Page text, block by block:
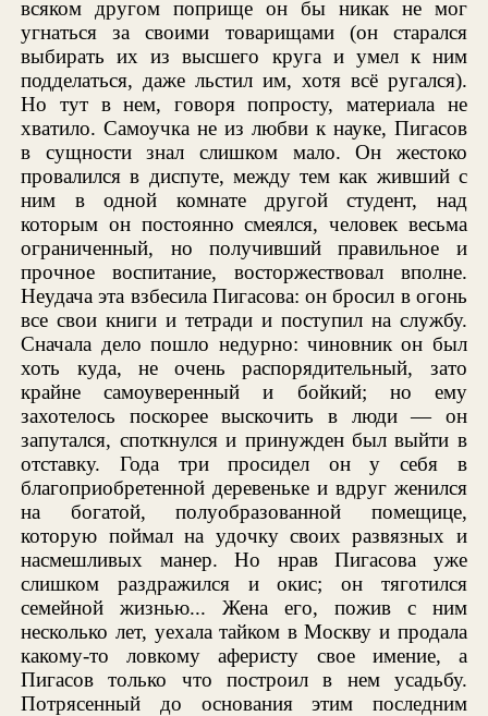
всяком другом поприще он бы никак не мог
угнаться за своими товарищами (он старался
выбирать их из высшего круга и умел к ним
подделаться, даже льстил им, хотя всё ругался).
Но тут в нем, говоря попросту, материала не
хватило. Самоучка не из любви к науке, Пигасов
в сущности знал слишком мало. Он жестоко
провалился в диспуте, между тем как живший с
ним в одной комнате другой студент, над
которым он постоянно смеялся, человек весьма
ограниченный, но получивший правильное и
прочное воспитание, восторжествовал вполне.
Неудача эта взбесила Пигасова: он бросил в огонь
все свои книги и тетради и поступил на службу.
Сначала дело пошло недурно: чиновник он был
хоть куда, не очень распорядительный, зато
крайне самоуверенный и бойкий; но ему
захотелось поскорее выскочить в люди — он
запутался, споткнулся и принужден был выйти в
отставку. Года три просидел он у себя в
благоприобретенной деревеньке и вдруг женился
на богатой, полуобразованной помещице,
которую поймал на удочку своих развязных и
насмешливых манер. Но нрав Пигасова уже
слишком раздражился и окис; он тяготился
семейной жизнью... Жена его, пожив с ним
несколько лет, уехала тайком в Москву и продала
какому-то ловкому аферисту свое имение, а
Пигасов только что построил в нем усадьбу.
Потрясенный до основания этим последним